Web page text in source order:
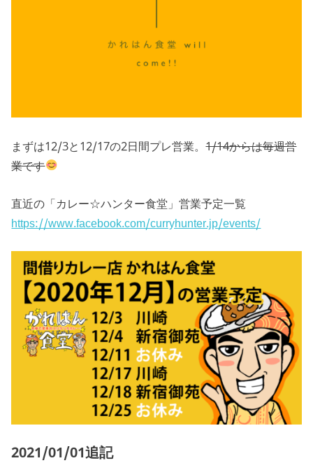
まずは12/3と12/17の2日間プレ営業。1/14からは毎週営
業です
直近の「カレー☆ハンター食堂」営業予定一覧
https://www.facebook.com/curryhunter.jp/events/
2021/01/01追記